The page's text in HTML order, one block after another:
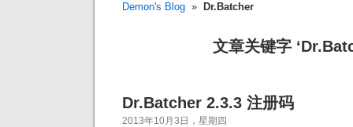
Demon's Blog » Dr.Batcher
文章关键字
Dr.Batcher 2.3.3 注册码
2013年10月3日，星期四